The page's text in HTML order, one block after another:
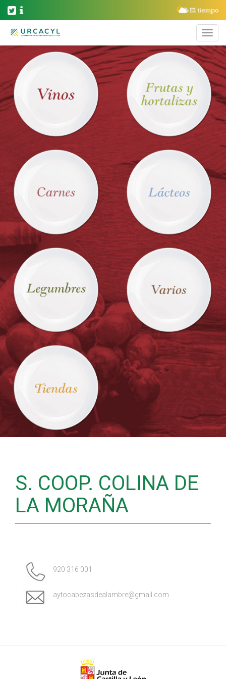
S. COOP. COLINA DE
LA MORAÑA
920 316 001
aytocabezasdealambre@gmail.com